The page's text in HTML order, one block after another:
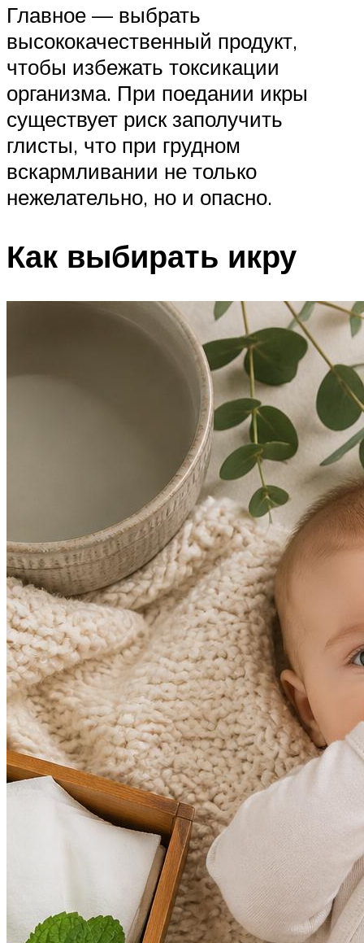
Главное — выбрать
высококачественный продукт,
чтобы избежать токсикации
организма. При поедании икры
существует риск заполучить
глисты, что при грудном
вскармливании не только
нежелательно, но и опасно.
Как выбирать икру